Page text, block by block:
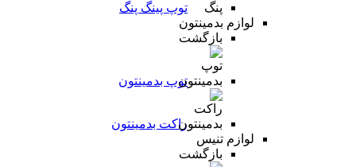
توپ پینگ پنگ
لوازم بدمینتون
بازگشت
توپ بدمینتون
راکت بدمینتون
لوازم تنیس
بازگشت